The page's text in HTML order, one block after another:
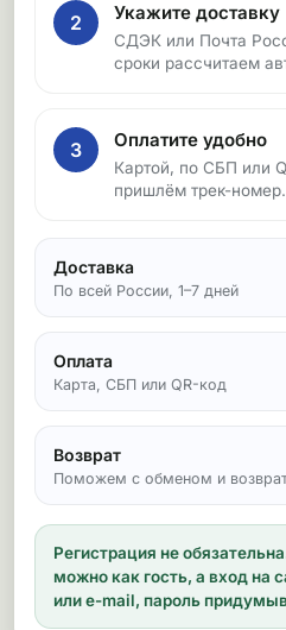
2 Укажите доставку
СДЭК или Почта
сроки рассчитаем
3 Оплатите удобно
Картой, по СБП или
пришлём трек-номер.
Доставка
По всей России, 1–7 дней
Оплата
Карта, СБП или QR-код
Возврат
Поможем с обменом и
Регистрация не
можно как гость, а вход на
или e-mail, пароль